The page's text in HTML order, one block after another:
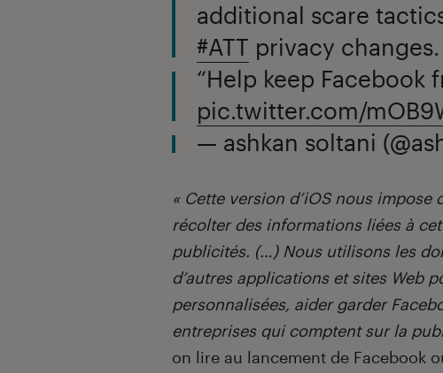
additional scare
#ATT privacy changes.
“Help keep Facebook
pic.twitter.com/
— ashkan soltani
« Cette version d’iOS nous
récolter des informations liées à
publicités. (…) Nous utilisons les
d’autres applications et sites Web
personnalisées, aider garder
entreprises qui comptent sur la
on lire au lancement de Facebook